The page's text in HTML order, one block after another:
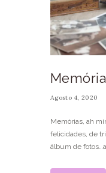
Agosto 4, 2020
Memórias, ah
felicidades, de
álbum de